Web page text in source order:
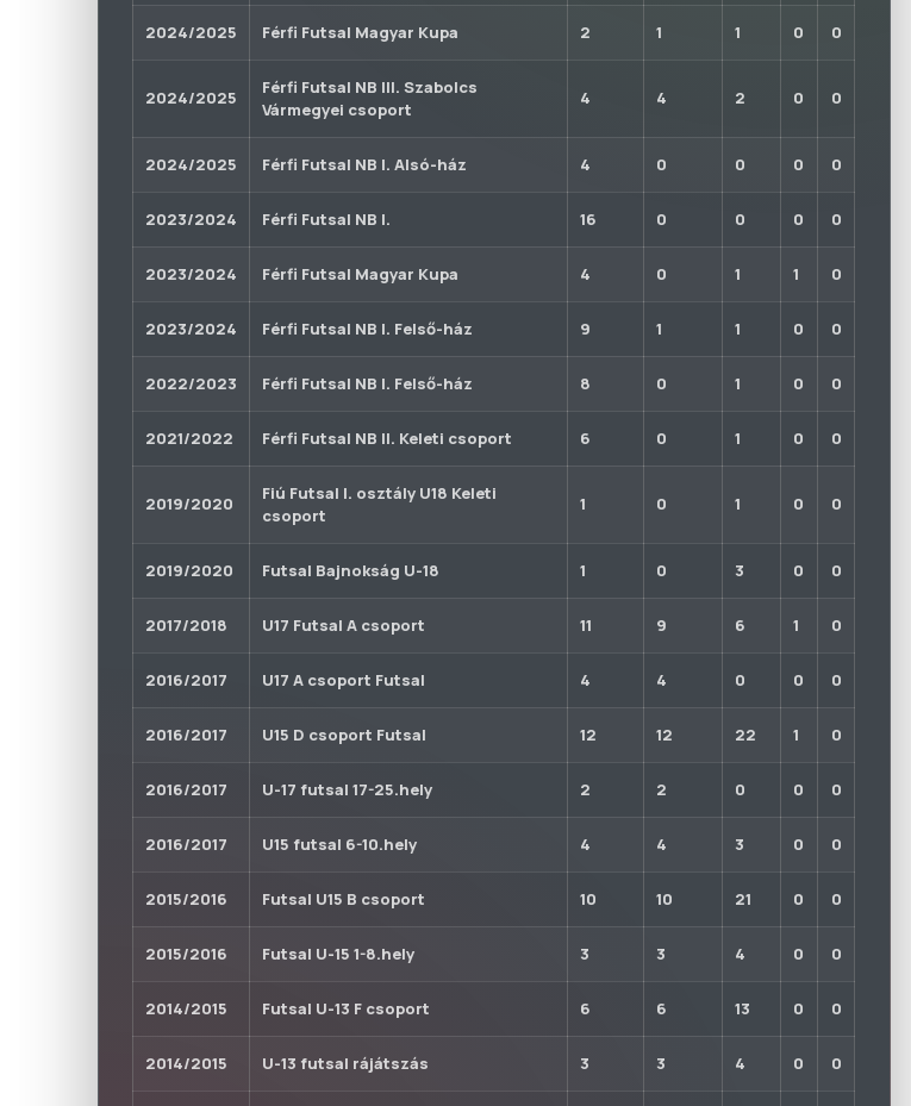
2024/2025 Férfi Futsal Magyar Kupa 2 1 1 0 0
2024/2025
Férfi Futsal NB III. Szabolcs
Vármegyei csoport
4 4 2 0 0
2024/2025 Férfi Futsal NB I. Alsó-ház 4 0 0 0 0
2023/2024 Férfi Futsal NB I. 16 0 0 0 0
2023/2024 Férfi Futsal Magyar Kupa 4 0 1 1 0
2023/2024 Férfi Futsal NB I. Felső-ház 9 1 1 0 0
2022/2023 Férfi Futsal NB I. Felső-ház 8 0 1 0 0
2021/2022 Férfi Futsal NB II. Keleti csoport 6 0 1 0 0
2019/2020
Fiú Futsal I. osztály U18 Keleti
csoport
1 0 1 0 0
2019/2020 Futsal Bajnokság U-18 1 0 3 0 0
2017/2018 U17 Futsal A csoport 11 9 6 1 0
2016/2017 U17 A csoport Futsal 4 4 0 0 0
2016/2017 U15 D csoport Futsal 12 12 22 1 0
2016/2017 U-17 futsal 17-25.hely 2 2 0 0 0
2016/2017 U15 futsal 6-10.hely 4 4 3 0 0
2015/2016 Futsal U15 B csoport 10 10 21 0 0
2015/2016 Futsal U-15 1-8.hely 3 3 4 0 0
2014/2015 Futsal U-13 F csoport 6 6 13 0 0
2014/2015 U-13 futsal rájátszás 3 3 4 0 0